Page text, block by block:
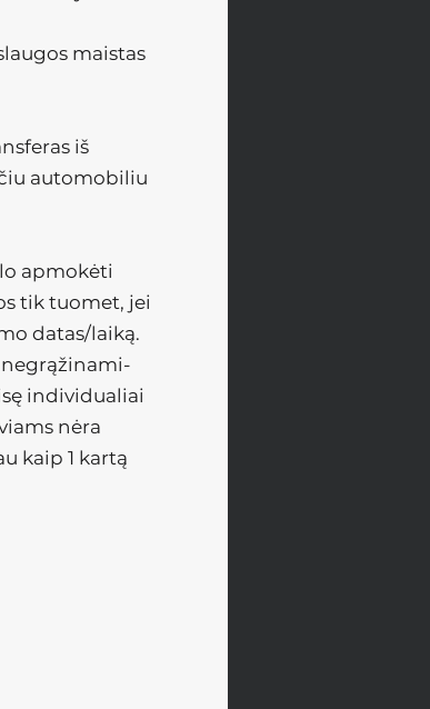
maistas
iš
automobiliu
apmokėti
tik tuomet, jei
datas/laiką.
individualiai
nėra
kaip 1 kartą